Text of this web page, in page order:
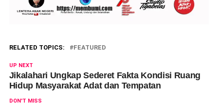
RELATED TOPICS: FEATURED
UP NEXT
Jikalahari Ungkap Sederet Fakta Kondisi Ruang
Hidup Masyarakat Adat dan Tempatan
DON'T MISS